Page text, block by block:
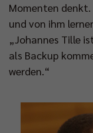
Momenten
und von ihm
„Johannes Tille
als Backup
werden.“